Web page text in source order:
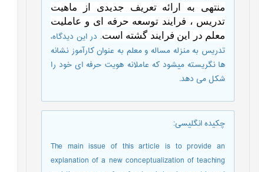
منتهی به ارائه تعریف جدیدی از ماهیت
تدریس ، فرایند توسعه حرفه ای و عاملیت
معلم در این فرایند گشته است. در این دیدگاه،
تدریس به منزله مساله و معلم به عنوان کارآموز نشانه
ها نگریسته میشود که عاملانه هویت حرفه ای خود را
شکل می دهد.
چکیده انگلیسی:
The main issueof this article is to provide an
explanation of a new conceptualization of teaching